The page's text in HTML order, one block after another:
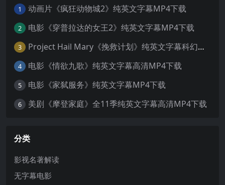
1 动画片《疯狂动物城2》纯英文字幕MP4下载
2 电影《穿普拉达的女王2》纯英文字幕MP4下载
3 Project Hail Mary《挽救计划》纯英文字幕科幻电影MP4下载
4 电影《情欲九歌》纯英文字幕高清MP4下载
5 电影《家弑服务》纯英文字幕MP4下载
6 美剧《摩登家庭》全11季纯英文字幕高清MP4下载
分类
影视名著解读
无字幕电影